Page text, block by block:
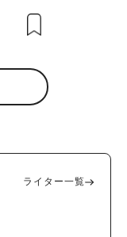
ライター一覧